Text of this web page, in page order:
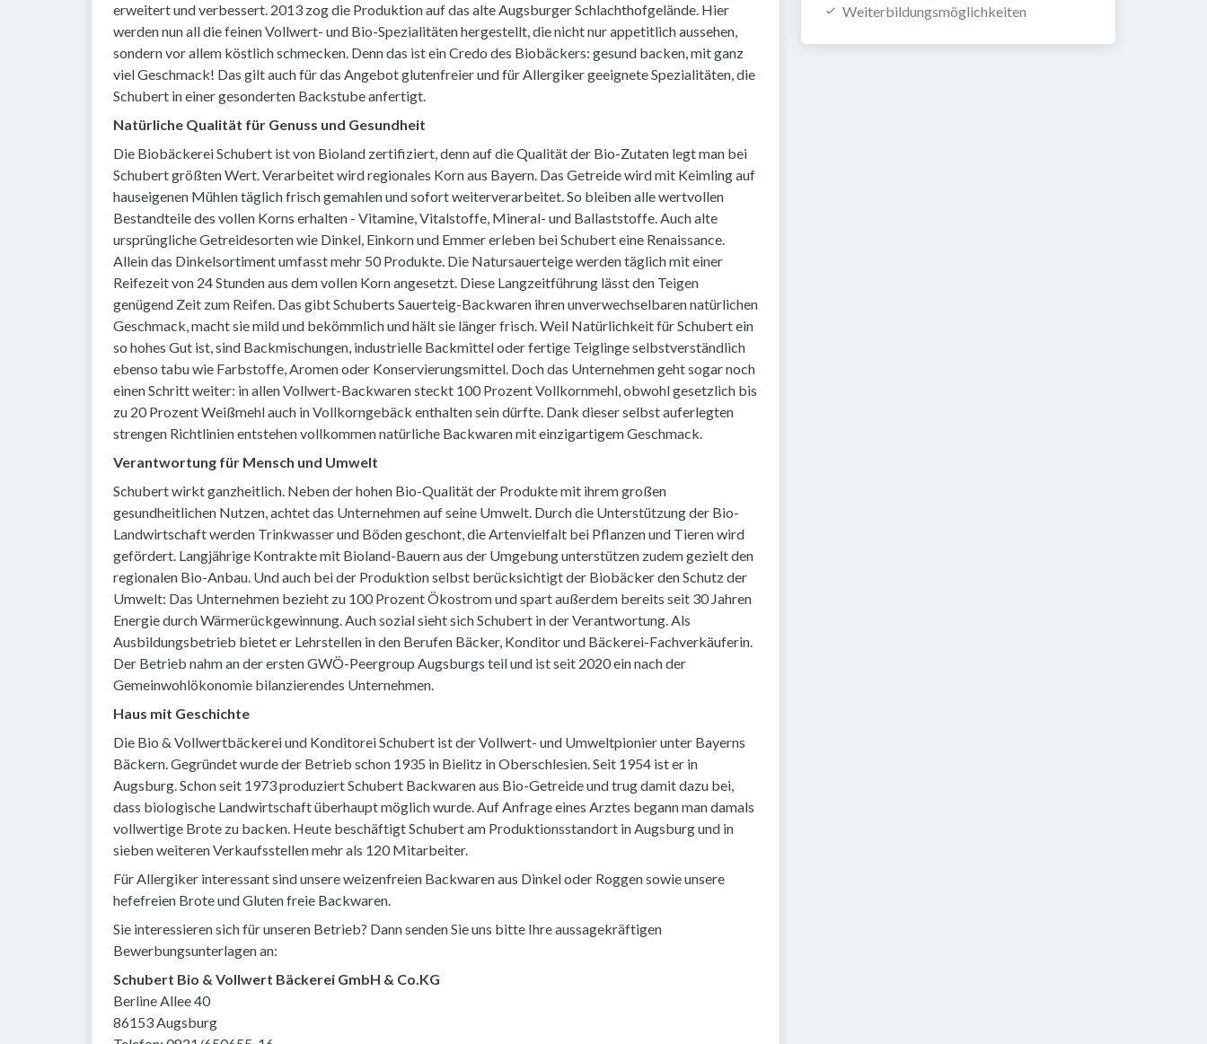
erweitert und verbessert. 2013 zog die Produktion auf das alte Augsburger Schlachthofgelände. Hier
werden nun all die feinen Vollwert- und Bio-Spezialitäten hergestellt, die nicht nur appetitlich aussehen,
sondern vor allem köstlich schmecken. Denn das ist ein Credo des Biobäckers: gesund backen, mit ganz
viel Geschmack! Das gilt auch für das Angebot glutenfreier und für Allergiker geeignete Spezialitäten, die
Schubert in einer gesonderten Backstube anfertigt.
Natürliche Qualität für Genuss und Gesundheit
Die Biobäckerei Schubert ist von Bioland zertifiziert, denn auf die Qualität der Bio-Zutaten legt man bei
Schubert größten Wert. Verarbeitet wird regionales Korn aus Bayern. Das Getreide wird mit Keimling auf
hauseigenen Mühlen täglich frisch gemahlen und sofort weiterverarbeitet. So bleiben alle wertvollen
Bestandteile des vollen Korns erhalten - Vitamine, Vitalstoffe, Mineral- und Ballaststoffe. Auch alte
ursprüngliche Getreidesorten wie Dinkel, Einkorn und Emmer erleben bei Schubert eine Renaissance.
Allein das Dinkelsortiment umfasst mehr 50 Produkte. Die Natursauerteige werden täglich mit einer
Reifezeit von 24 Stunden aus dem vollen Korn angesetzt. Diese Langzeitführung lässt den Teigen
genügend Zeit zum Reifen. Das gibt Schuberts Sauerteig-Backwaren ihren unverwechselbaren natürlichen
Geschmack, macht sie mild und bekömmlich und hält sie länger frisch. Weil Natürlichkeit für Schubert ein
so hohes Gut ist, sind Backmischungen, industrielle Backmittel oder fertige Teiglinge selbstverständlich
ebenso tabu wie Farbstoffe, Aromen oder Konservierungsmittel. Doch das Unternehmen geht sogar noch
einen Schritt weiter: in allen Vollwert-Backwaren steckt 100 Prozent Vollkornmehl, obwohl gesetzlich bis
zu 20 Prozent Weißmehl auch in Vollkorngebäck enthalten sein dürfte. Dank dieser selbst auferlegten
strengen Richtlinien entstehen vollkommen natürliche Backwaren mit einzigartigem Geschmack.
Verantwortung für Mensch und Umwelt
Schubert wirkt ganzheitlich. Neben der hohen Bio-Qualität der Produkte mit ihrem großen
gesundheitlichen Nutzen, achtet das Unternehmen auf seine Umwelt. Durch die Unterstützung der Bio-
Landwirtschaft werden Trinkwasser und Böden geschont, die Artenvielfalt bei Pflanzen und Tieren wird
gefördert. Langjährige Kontrakte mit Bioland-Bauern aus der Umgebung unterstützen zudem gezielt den
regionalen Bio-Anbau. Und auch bei der Produktion selbst berücksichtigt der Biobäcker den Schutz der
Umwelt: Das Unternehmen bezieht zu 100 Prozent Ökostrom und spart außerdem bereits seit 30 Jahren
Energie durch Wärmerückgewinnung. Auch sozial sieht sich Schubert in der Verantwortung. Als
Ausbildungsbetrieb bietet er Lehrstellen in den Berufen Bäcker, Konditor und Bäckerei-Fachverkäuferin.
Der Betrieb nahm an der ersten GWÖ-Peergroup Augsburgs teil und ist seit 2020 ein nach der
Gemeinwohlökonomie bilanzierendes Unternehmen.
Haus mit Geschichte
Die Bio & Vollwertbäckerei und Konditorei Schubert ist der Vollwert- und Umweltpionier unter Bayerns
Bäckern. Gegründet wurde der Betrieb schon 1935 in Bielitz in Oberschlesien. Seit 1954 ist er in
Augsburg. Schon seit 1973 produziert Schubert Backwaren aus Bio-Getreide und trug damit dazu bei,
dass biologische Landwirtschaft überhaupt möglich wurde. Auf Anfrage eines Arztes begann man damals
vollwertige Brote zu backen. Heute beschäftigt Schubert am Produktionsstandort in Augsburg und in
sieben weiteren Verkaufsstellen mehr als 120 Mitarbeiter.
Für Allergiker interessant sind unsere weizenfreien Backwaren aus Dinkel oder Roggen sowie unsere
hefefreien Brote und Gluten freie Backwaren.
Sie interessieren sich für unseren Betrieb? Dann senden Sie uns bitte Ihre aussagekräftigen
Bewerbungsunterlagen an:
Schubert Bio & Vollwert Bäckerei GmbH & Co.KG
Berline Allee 40
86153 Augsburg
Weiterbildungsmöglichkeiten